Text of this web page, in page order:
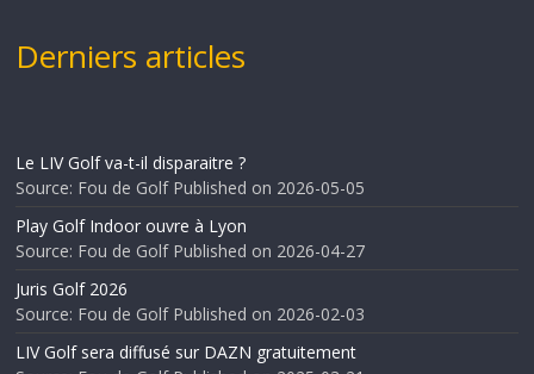
Derniers articles
Le LIV Golf va-t-il disparaitre ?
Source: Fou de Golf Published on 2026-05-05
Play Golf Indoor ouvre à Lyon
Source: Fou de Golf Published on 2026-04-27
Juris Golf 2026
Source: Fou de Golf Published on 2026-02-03
LIV Golf sera diffusé sur DAZN gratuitement